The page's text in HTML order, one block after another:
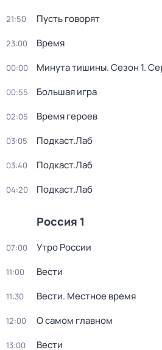
21:50 Пусть говорят
23:00 Время
00:00 Минута тишины. Сезон 1.
00:55 Большая игра
02:05 Время героев
03:05 Подкаст.Лаб
03:40 Подкаст.Лаб
04:20 Подкаст.Лаб
Россия 1
07:00 Утро России
11:00 Вести
11:30 Вести. Местное время
12:00 О самом главном
13:00 Вести